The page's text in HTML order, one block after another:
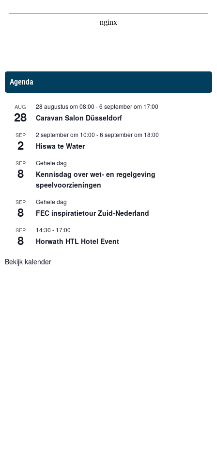
Agenda
AUG
28
28 augustus om 08:00 -6 september om 17:00
Caravan Salon Düsseldorf
SEP
2
2 september om 10:00 -6 september om 18:00
Hiswa te Water
SEP
8
Gehele dag
Kennisdag over wet- en regelgeving
speelvoorzieningen
SEP
8
Gehele dag
FEC inspiratietour Zuid-Nederland
SEP
8
14:30 - 17:00
Horwath HTL Hotel Event
Bekijk kalender